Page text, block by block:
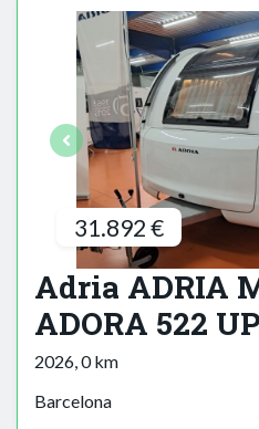
31.892 €
Adria ADRIA
ADORA 522 UP
2026, 0 km
Barcelona